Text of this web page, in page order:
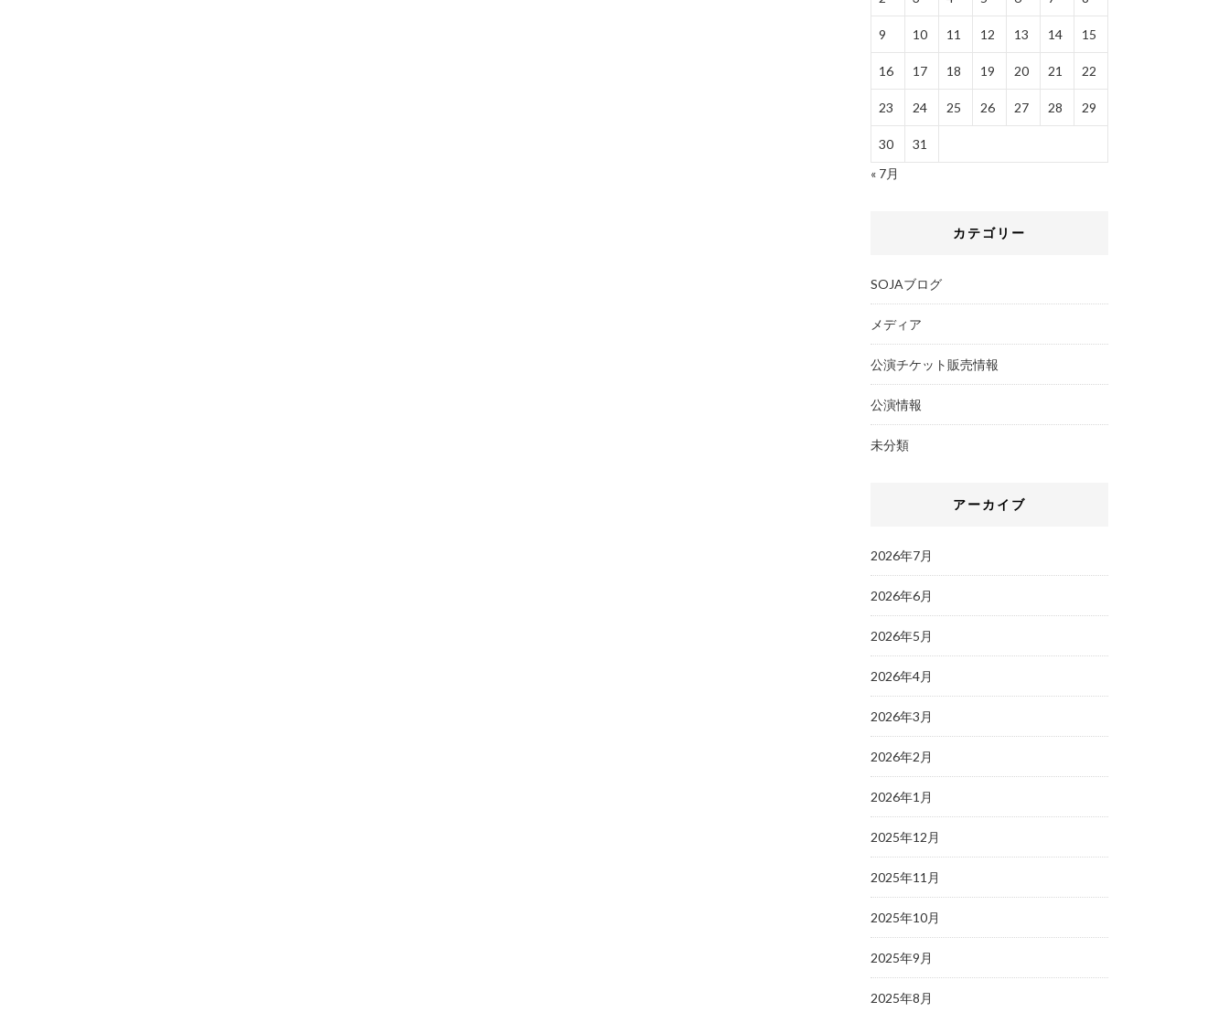
9 10 11 12 13 14 15
16 17 18 19 20 21 22
23 24 25 26 27 28 29
30
31
« 7月
カテゴリー
SOJAブログ
メディア
公演チケット販売情報
公演情報
未分類
アーカイブ
2026年7月
2026年6月
2026年5月
2026年4月
2026年3月
2026年2月
2026年1月
2025年12月
2025年11月
2025年10月
2025年9月
2025年8月